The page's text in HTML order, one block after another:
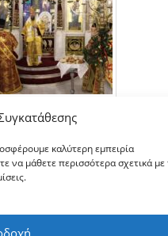
καλύτερη εμπειρία
να μάθετε περισσότερα σχετικά με
ΣΕΡΡΩΝ ΚΑΙ ΝΙΓΡΙΤΗΣ
Πολιτική Cookies